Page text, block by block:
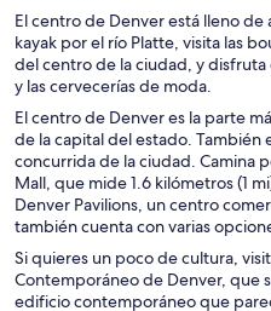
El centro de Denver está lleno de
kayak por el río Platte, visita las
del centro de la ciudad, y
y las cervecerías de moda.
El centro de Denver es la parte
de la capital del estado. También
concurrida de la ciudad. Camina
Mall, que mide 1.6 kilómetros (1
Denver Pavilions, un centro
también cuenta con varias
Si quieres un poco de cultura,
Contemporáneo de Denver, que
edificio contemporáneo que